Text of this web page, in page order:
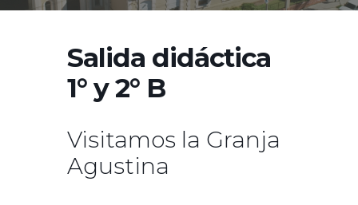
Salida didáctica
1° y 2° B
Visitamos la Granja
Agustina